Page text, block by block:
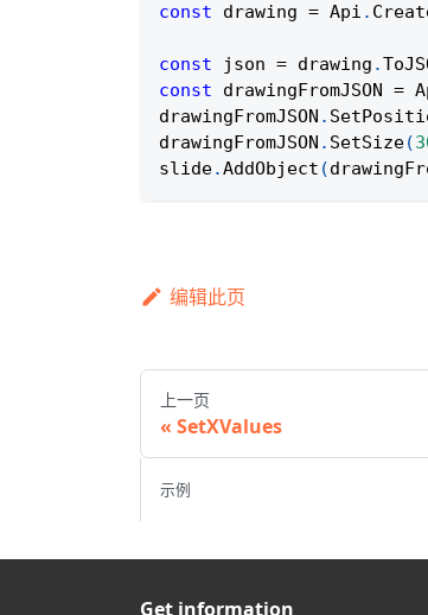
const drawing = Api .
const json = drawing .
const drawingFromJSON =
drawingFromJSON .
drawingFromJSON . SetSize(
slide.AddObject (
编辑此页
上一页
SetXValues
示例
Get information